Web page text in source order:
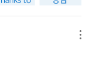
'중동태의 세계'를
와 수동태 그리고 중
드라마에 등장하
라보면 어떤 해석이
한국인 최초로 쇼팽